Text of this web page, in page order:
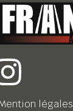
légales